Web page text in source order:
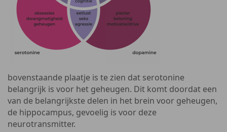
bovenstaande plaatje is te zien dat serotonine
belangrijk is voor het geheugen. Dit komt doordat een
van de belangrijkste delen in het brein voor geheugen,
de hippocampus, gevoelig is voor deze
neurotransmitter.